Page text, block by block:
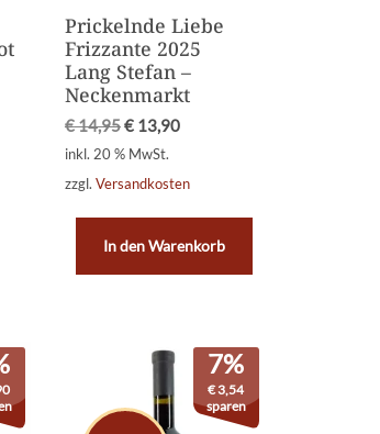
Prickelnde Liebe
Frizzante 2025
Lang Stefan –
Neckenmarkt
€14,95€13,90
inkl. 20 % MwSt.
zzgl. Versandkosten
In den Warenkorb
7%
€3,54
sparen